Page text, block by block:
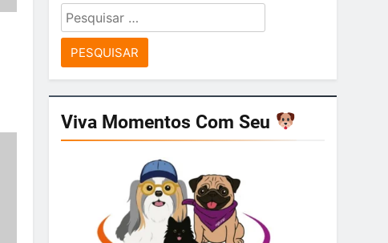
Pesquisar
por:
Viva Momentos Com Seu